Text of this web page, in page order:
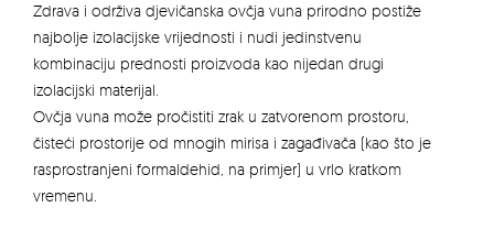
Zdrava i održiva djevičanska ovčja vuna prirodno postiže
najbolje izolacijske vrijednosti i nudi jedinstvenu
kombinaciju prednosti proizvoda kao nijedan drugi
izolacijski materijal.
Ovčja vuna može pročistiti zrak u zatvorenom prostoru,
čisteći prostorije od mnogih mirisa i zagađivača (kao što je
rasprostranjeni formaldehid, na primjer) u vrlo kratkom
vremenu.